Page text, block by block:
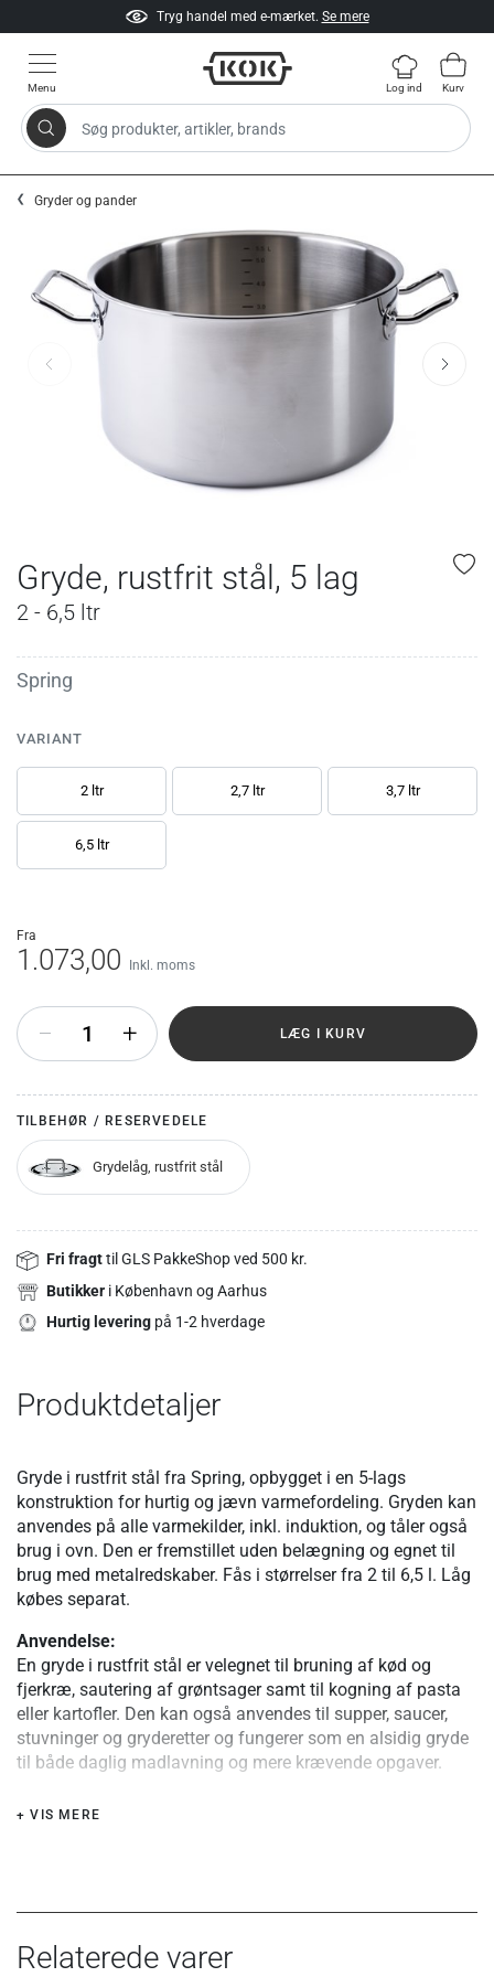
Tryg handel med e-mærket. Se mere
Menu
Søg produkter, artikler, brands
Log ind Kurv
Gryder og pander
Gryde, rustfrit stål, 5 lag
2 - 6,5 ltr
Spring
VARIANT
2 ltr 2,7 ltr 3,7 ltr
6,5 ltr
fra
1.073,00 Inkl. moms
+ LÆG I KURV
TILBEHØR / RESERVEDELE
Grydelåg, rustfrit stål
Fri fragttil GLS PakkeShop ved 500 kr.
Butikker i København og Aarhus
Hurtig levering på 1-2 hverdage
Produktdetaljer
Gryde i rustfrit stål fra Spring, opbygget i en 5-lags
konstruktion for hurtig og jævn varmefordeling. Gryden kan
anvendes på alle varmekilder, inkl. induktion, og tåler også
brug i ovn. Den er fremstillet uden belægning og egnet til
brug med metalredskaber. Fås i størrelser fra 2 til 6,5 l. Låg
købes separat.
Anvendelse:
En gryde i rustfrit stål er velegnet til bruning af kød og
fjerkræ, sautering af grøntsager samt til kogning af pasta
eller kartofler. Den kan også anvendes til supper, saucer,
stuvninger og gryderetter og fungerer som en alsidig gryde
til både daglig madlavning og mere krævende opgaver.
Materiale og konstruktion:
hældekant giver præcis hældning og reducerer risikoen for
+ VIS MERE
Relaterede varer